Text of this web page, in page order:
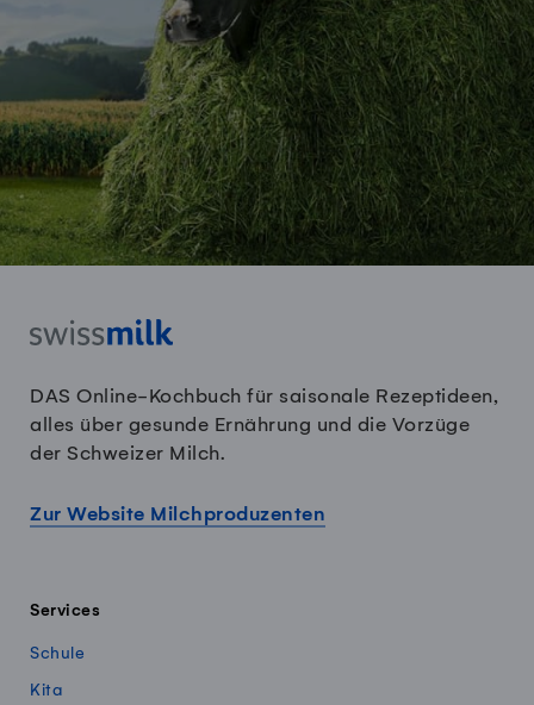
DAS Online-Kochbuch für saisonale Rezeptideen,
alles über gesunde Ernährung und die Vorzüge
der Schweizer Milch.
Zur Website Milchproduzenten
Services
Schule
Kita